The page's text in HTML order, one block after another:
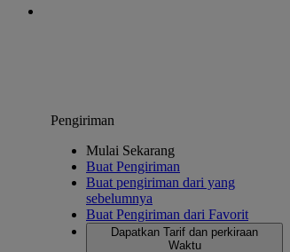
Pengiriman
Mulai Sekarang
Buat Pengiriman
Buat pengiriman dari yang
sebelumnya
Buat Pengiriman dari Favorit
Dapatkan Tarif dan perkiraan
Waktu